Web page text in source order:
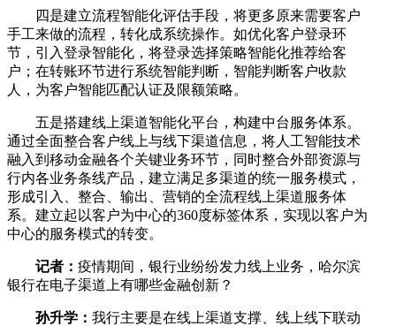
四是建立流程智能化评估手段，将更多原来需要客户
手工来做的流程，转化成系统操作。如优化客户登录环
节，引入登录智能化，将登录选择策略智能化推荐给客
户；在转账环节进行系统智能判断，智能判断客户收款
人，为客户智能匹配认证及限额策略。
五是搭建线上渠道智能化平台，构建中台服务体系。
通过全面整合客户线上与线下渠道信息，将人工智能技术
融入到移动金融各个关键业务环节，同时整合外部资源与
行内各业务条线产品，建立满足多渠道的统一服务模式，
形成引入、整合、输出、营销的全流程线上渠道服务体
系。建立起以客户为中心的360度标签体系，实现以客户为
中心的服务模式的转变。
记者： 疫情期间，银行业纷纷发力线上业务，哈尔滨
银行在电子渠道上有哪些金融创新？
孙升学： 我行主要是在线上渠道支撑、线上线下联动